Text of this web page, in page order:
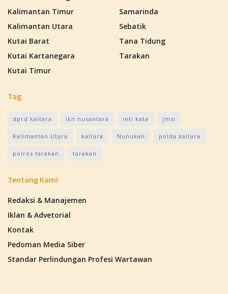
Kalimantan Timur
Kalimantan Utara
Kutai Barat
Kutai Kartanegara
Kutai Timur
Samarinda
Sebatik
Tana Tidung
Tarakan
Tag
dprd kaltara ikn nusantara inti kata jmsi
Kalimantan Utara kaltara Nunukan polda kaltara
polres tarakan tarakan
Tentang Kami
Redaksi & Manajemen
Iklan & Advetorial
Kontak
Pedoman Media Siber
Standar Perlindungan Profesi Wartawan